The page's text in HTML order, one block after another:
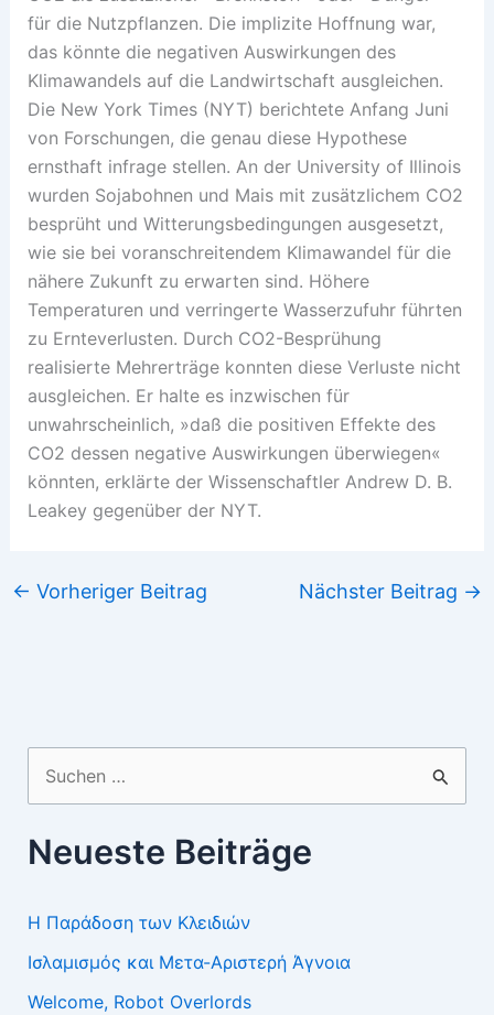
für die Nutzpflanzen. Die implizite Hoffnung war,
das könnte die negativen Auswirkungen des
Klimawandels auf die Landwirtschaft ausgleichen.
Die New York Times (NYT) berichtete Anfang Juni
von Forschungen, die genau diese Hypothese
ernsthaft infrage stellen. An der University of Illinois
wurden Sojabohnen und Mais mit zusätzlichem CO2
besprüht und Witterungsbedingungen ausgesetzt,
wie sie bei voranschreitendem Klimawandel für die
nähere Zukunft zu erwarten sind. Höhere
Temperaturen und verringerte Wasserzufuhr führten
zu Ernteverlusten. Durch CO2-Besprühung
realisierte Mehrerträge konnten diese Verluste nicht
ausgleichen. Er halte es inzwischen für
unwahrscheinlich, »daß die positiven Effekte des
CO2 dessen negative Auswirkungen überwiegen«
könnten, erklärte der Wissenschaftler Andrew D. B.
Leakey gegenüber der NYT.
← Vorheriger Beitrag Nächster Beitrag →
nach:
Neueste Beiträge
Η Παράδοση των Κλειδιών
Ισλαμισμός και Μετα-Αριστερή Άγνοια
Welcome, Robot Overlords